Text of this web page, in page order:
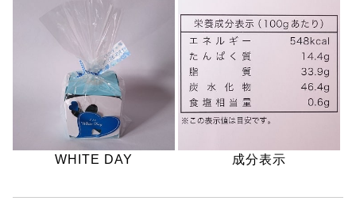
WHITE DAY 成分表示